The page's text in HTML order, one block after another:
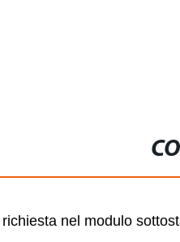
nel modulo